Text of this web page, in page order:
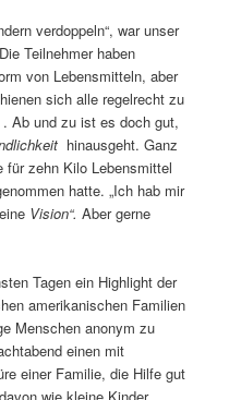
verdoppeln“, war unser
Teilnehmer haben
von Lebensmitteln, aber
sich alle regelrecht zu
Ab und zu ist es doch gut,
hinausgeht. Ganz
für zehn Kilo Lebensmittel
hatte. „Ich hab mir
Vision“. Aber gerne
Tagen ein Highlight der
amerikanischen Familien
Menschen anonym zu
einen mit
einer Familie, die Hilfe gut
wie kleine Kinder.